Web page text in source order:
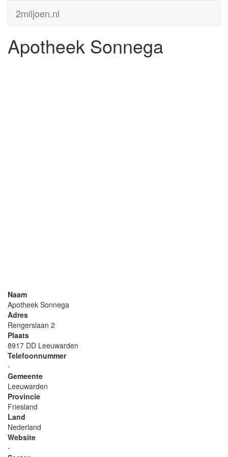
2miljoen.nl
Apotheek Sonnega
Naam
Apotheek Sonnega
Adres
Rengerslaan 2
Plaats
8917 DD Leeuwarden
Telefoonnummer
-
Gemeente
Leeuwarden
Provincie
Friesland
Land
Nederland
Website
-